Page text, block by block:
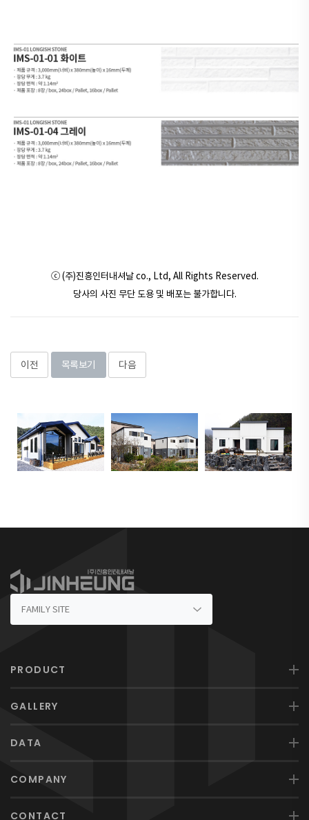
ⓒ (주)진흥인터내셔날 co., Ltd, All Rights Reserved.
당사의 사진 무단 도용 및 배포는 불가합니다.
이전 목록보기 다음
PRODUCT
GALLERY
DATA
COMPANY
CONTACT